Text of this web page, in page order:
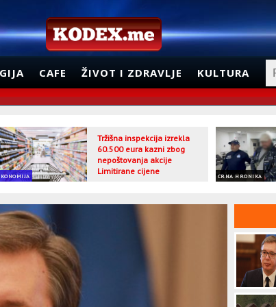
CAFE ŽIVOT I ZDRAVLJE KULTURA
Tržišna inspekcija izrekla
60.500 eura kazni zbog
nepoštovanja akcije
Limitirane cijene
CRNA HRONIKA